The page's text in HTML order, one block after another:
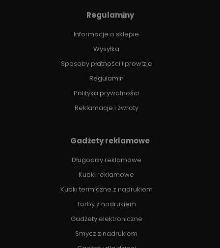
Regulaminy
Informacje o sklepie
Wysyłka
Sposoby płatności i prowizje
Regulamin
Polityka prywatności
Reklamacje i zwroty
Gadżety reklamowe
Długopisy reklamowe
Kubki reklamowe
Kubki termiczne z nadrukiem
Torby z nadrukiem
Gadżety elektroniczne
Smycz z nadrukiem